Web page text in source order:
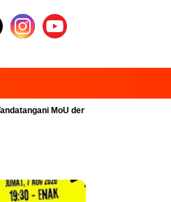
MoU dengan 23 Industri Pariwisata dan